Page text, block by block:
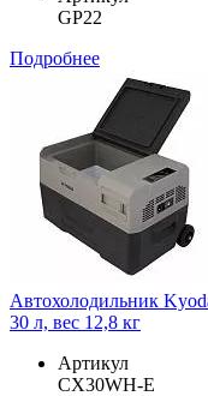
GP22
Подробнее
Автохолодильник
30 л, вес 12,8 кг
Артикул
CX30WH-E